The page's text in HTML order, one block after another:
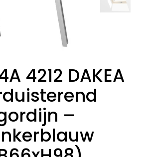
4212 DAKEA
–